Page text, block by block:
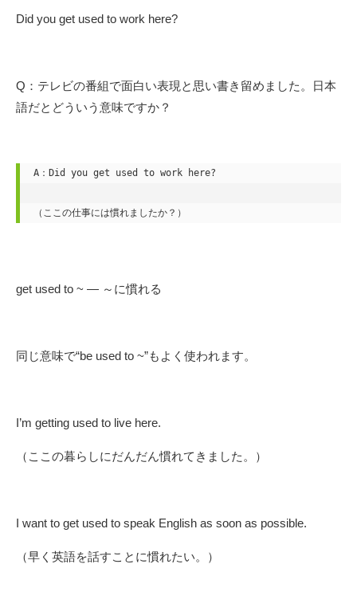
Did you get used to work here?
Q：テレビの番組で面白い表現と思い書き留めました。日本
語だとどういう意味ですか？
A：Did you get used to work here?
（ここの仕事には慣れましたか？）
get used to ~ — ～に慣れる
同じ意味で“be used to ~”もよく使われます。
I’m getting used to live here.
（ここの暮らしにだんだん慣れてきました。）
I want to get used to speak English as soon as possible.
（早く英語を話すことに慣れたい。）